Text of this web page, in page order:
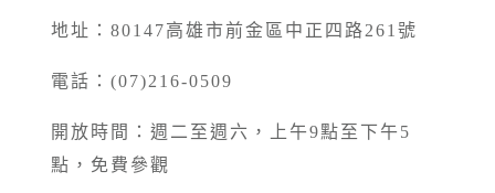
地址：80147高雄市前金區中正四路261號
電話：(07)216-0509
開放時間：週二至週六，上午9點至下午5
點，免費參觀